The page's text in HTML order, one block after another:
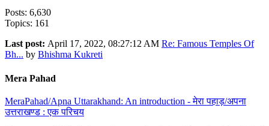
Posts: 6,630
Topics: 161
Last post: April 17, 2022, 08:27:12 AM Re: Famous Temples Of
Bh... by Bhishma Kukreti
Mera Pahad
MeraPahad/Apna Uttarakhand: An introduction - मेरा पहाड़/अपना
उत्तराखण्ड : एक परिचय